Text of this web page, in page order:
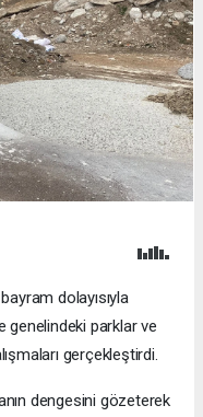
dolayısıyla
genelindeki parklar ve
gerçekleştirdi.
dengesini gözeterek